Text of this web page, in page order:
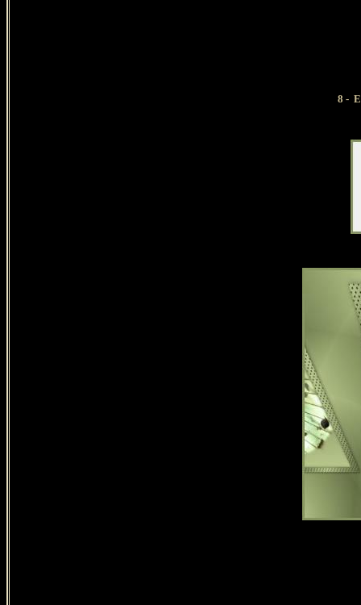
8 -